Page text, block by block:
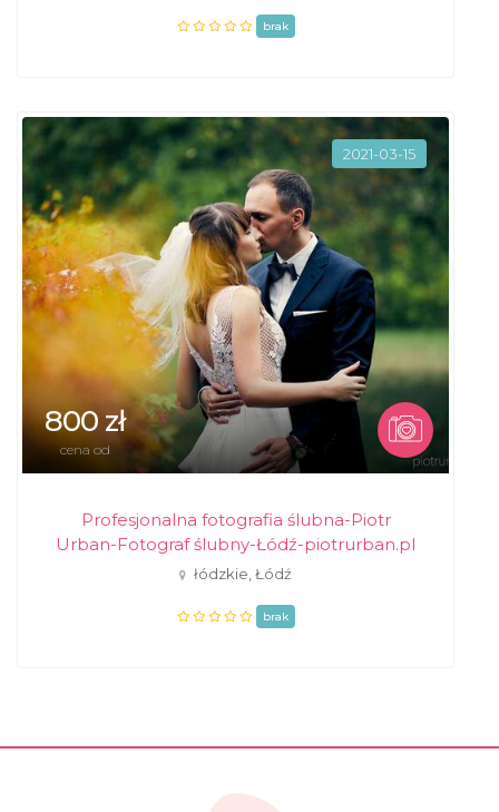
brak
2021-03-15
800 zł
cena od
Profesjonalna fotografia ślubna-Piotr
Urban-Fotograf ślubny-Łódź-piotrurban.pl
łódzkie, Łódź
brak